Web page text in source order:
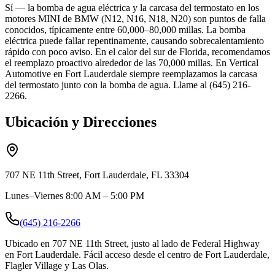
Sí — la bomba de agua eléctrica y la carcasa del termostato en los
motores MINI de BMW (N12, N16, N18, N20) son puntos de falla
conocidos, típicamente entre 60,000–80,000 millas. La bomba
eléctrica puede fallar repentinamente, causando sobrecalentamiento
rápido con poco aviso. En el calor del sur de Florida, recomendamos
el reemplazo proactivo alrededor de las 70,000 millas. En Vertical
Automotive en Fort Lauderdale siempre reemplazamos la carcasa
del termostato junto con la bomba de agua. Llame al (645) 216-
2266.
Ubicación y Direcciones
707 NE 11th Street, Fort Lauderdale, FL 33304
Lunes–Viernes 8:00 AM – 5:00 PM
(645) 216-2266
Ubicado en 707 NE 11th Street, justo al lado de Federal Highway
en Fort Lauderdale. Fácil acceso desde el centro de Fort Lauderdale,
Flagler Village y Las Olas.